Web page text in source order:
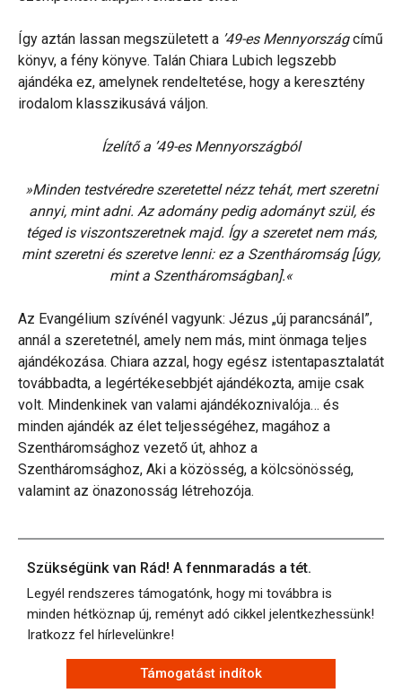
Így aztán lassan megszületett a ’49-es Mennyországcímű
könyv, a fény könyve. Talán Chiara Lubich legszebb
ajándéka ez, amelynek rendeltetése, hogy a keresztény
irodalom klasszikusává váljon.
Ízelítő a ’49-es Mennyországból
»Minden testvéredre szeretettel nézz tehát, mert szeretni
annyi, mint adni. Az adomány pedig adományt szül, és
téged is viszontszeretnek majd. Így a szeretet nem más,
mint szeretni és szeretve lenni: ez a Szentháromság [úgy,
mint a Szentháromságban].«
Az Evangélium szívénél vagyunk: Jézus „új parancsánál”,
annál a szeretetnél, amely nem más, mint önmaga teljes
ajándékozása. Chiara azzal, hogy egész istentapasztalatát
továbbadta, a legértékesebbjét ajándékozta, amije csak
volt. Mindenkinek van valami ajándékoznivalója… és
minden ajándék az élet teljességéhez, magához a
Szentháromsághoz vezető út, ahhoz a
Szentháromsághoz, Aki a közösség, a kölcsönösség,
valamint az önazonosság létrehozója.
Szükségünk van Rád! A fennmaradás a tét.
Legyél rendszeres támogatónk, hogy mi továbbra is
minden hétköznap új, reményt adó cikkel jelentkezhessünk!
Iratkozz fel hírlevelünkre!
Támogatást indítok